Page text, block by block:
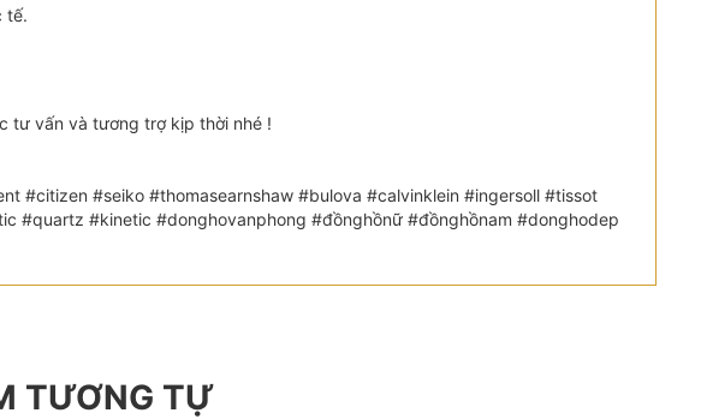
tế.
tư vấn và tương trợ kịp thời nhé !
#citizen #seiko #thomasearnshaw #bulova #calvinklein #ingersoll #tissot
#quartz #kinetic #donghovanphong #đồnghồnữ #đồnghồnam #donghodep
TƯƠNG TỰ